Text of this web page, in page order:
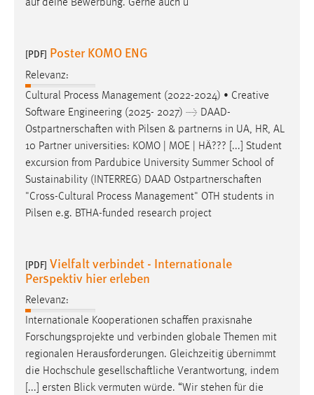
auf deine Bewerbung. Gerne auch u
[PDF] Poster KOMO ENG
Relevanz:
Cultural Process Management (2022-2024) • Creative
Software Engineering (2025- 2027) → DAAD-
Ostpartnerschaften with Pilsen & partnerns in UA, HR, AL
10 Partner universities: KOMO | MOE | HÄ??? [...] Student
excursion from Pardubice University Summer School of
Sustainability (INTERREG) DAAD Ostpartnerschaften
"Cross-Cultural Process Management" OTH students in
Pilsen e.g. BTHA-funded research project
[PDF] Vielfalt verbindet - Internationale
Perspektiv hier erleben
Relevanz:
Internationale Kooperationen schaffen praxisnahe
Forschungsprojekte und verbinden globale Themen mit
regionalen Herausforderungen. Gleichzeitig übernimmt
die Hochschule gesellschaftliche Verantwortung, indem
[...] ersten Blick vermuten würde. “Wir stehen für die
3 Monate
Facebook Pixel
Name:
Anbieter:
Facebook
Zweck:
3 Monate
EXTERNE MEDIEN
Um Inhalte von Videoplattformen und Social Media
Plattformen anzeigen zu können, werden von diesen
externen Medien Cookies gesetzt.